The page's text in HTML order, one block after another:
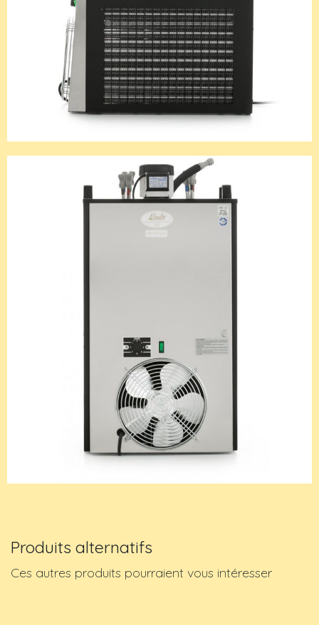
Produits alternatifs
Ces autres produits pourraient vous intéresser